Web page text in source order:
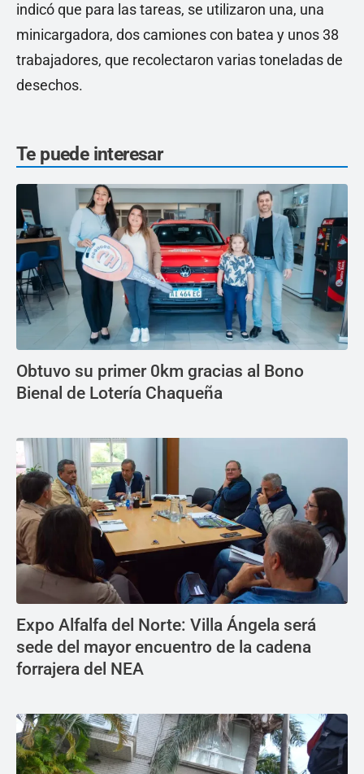
indicó que para las tareas, se utilizaron una, una
minicargadora, dos camiones con batea y unos 38
trabajadores, que recolectaron varias toneladas de
desechos.
Te puede interesar
Obtuvo su primer 0km gracias al Bono
Bienal de Lotería Chaqueña
Expo Alfalfa del Norte: Villa Ángela será
sede del mayor encuentro de la cadena
forrajera del NEA